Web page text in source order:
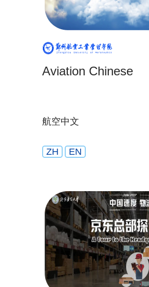
Aviation Chinese
航空中文
ZH EN